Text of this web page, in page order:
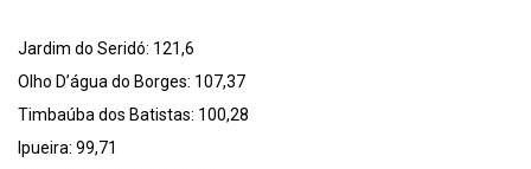
Jardim do Seridó: 121,6
Olho D’água do Borges: 107,37
Timbaúba dos Batistas: 100,28
Ipueira: 99,71